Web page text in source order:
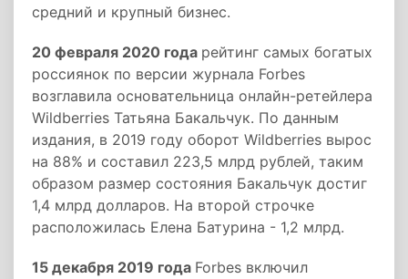
средний и крупный бизнес.
20 февраля 2020 года рейтинг самых богатых
россиянок по версии журнала Forbes
возглавила основательница онлайн-ретейлера
Wildberries Татьяна Бакальчук. По данным
издания, в 2019 году оборот Wildberries вырос
на 88% и составил 223,5 млрд рублей, таким
образом размер состояния Бакальчук достиг
1,4 млрд долларов. На второй строчке
расположилась Елена Батурина - 1,2 млрд.
15 декабря 2019 года Forbes включил